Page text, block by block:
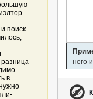
него
поиск
разница
в